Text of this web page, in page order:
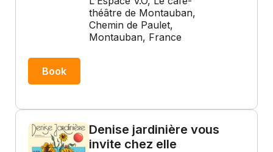
théâtre de Montauban,
Chemin de Paulet,
Montauban, France
Book
Denise jardinière vous
invite chez elle